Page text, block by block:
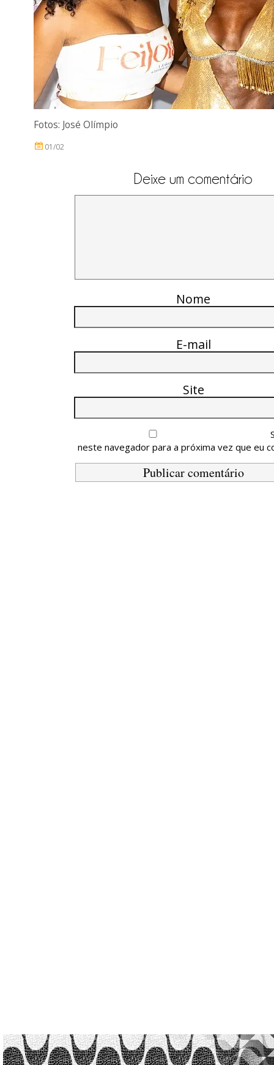
Fotos: José Olímpio
01/02
Deixe um comentário
Nome
E-mail
Site
neste navegador para a próxima vez que eu